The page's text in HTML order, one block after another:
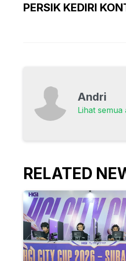
PERSIK KEDIRI
Andri
Lihat semua
RELATED